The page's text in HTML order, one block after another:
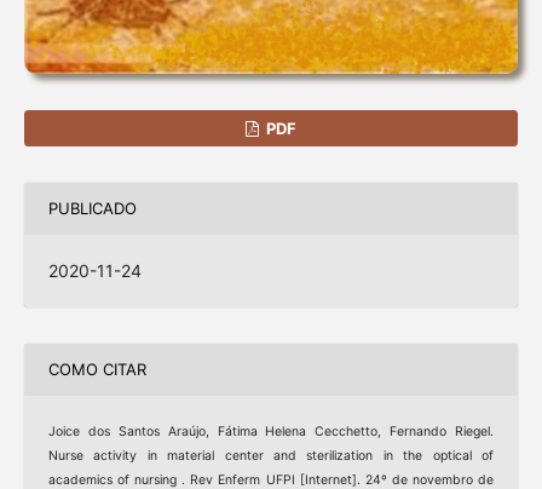
PDF
PUBLICADO
2020-11-24
COMO CITAR
Joice dos Santos Araújo, Fátima Helena Cecchetto, Fernando Riegel.
Nurse activity in material center and sterilization in the optical of
academics of nursing . Rev Enferm UFPI [Internet]. 24º de novembro de